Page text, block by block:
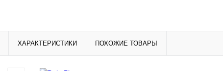
ХАРАКТЕРИСТИКИ ПОХОЖИЕ ТОВАРЫ